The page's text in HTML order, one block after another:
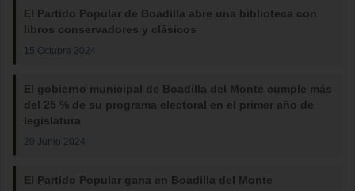
El Partido Popular de Boadilla abre una biblioteca con
libros conservadores y clásicos
15 Octubre 2024
El gobierno municipal de Boadilla del Monte cumple más
del 25 % de su programa electoral en el primer año de
legislatura
20 Junio 2024
El Partido Popular gana en Boadilla del Monte